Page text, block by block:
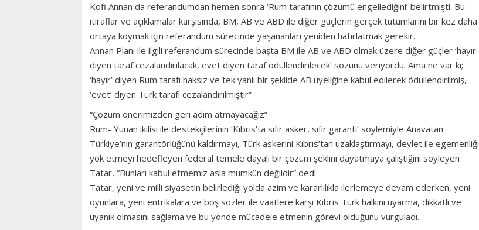
Kofi Annan da referandumdan hemen sonra ‘Rum tarafının çözümü engellediğini’ belirtmişti. Bu
itiraflar ve açıklamalar karşısında, BM, AB ve ABD ile diğer güçlerin gerçek tutumlarını bir kez daha
ortaya koymak için referandum sürecinde yaşananları yeniden hatırlatmak gerekir.
Annan Planı ile ilgili referandum sürecinde başta BM ile AB ve ABD olmak üzere diğer güçler ‘hayır
diyen taraf cezalandırılacak, evet diyen taraf ödüllendirilecek’ sözünü veriyordu. Ama ne var ki;
‘hayır’ diyen Rum tarafı haksız ve tek yanlı bir şekilde AB üyeliğine kabul edilerek ödüllendirilmiş,
‘evet’ diyen Türk tarafı cezalandırılmıştır”
“Çözüm önerimizden geri adım atmayacağız”
Rum- Yunan ikilisi ile destekçilerinin ‘Kıbrıs’ta sıfır asker, sıfır garanti’ söylemiyle Anavatan
Türkiye’nin garantörlüğünü kaldırmayı, Türk askerini Kıbrıs’tan uzaklaştırmayı, devlet ile egemenliği
yok etmeyi hedefleyen federal temele dayalı bir çözüm şeklini dayatmaya çalıştığını söyleyen
Tatar, “Bunları kabul etmemiz asla mümkün değildir” dedi.
Tatar, yeni ve milli siyasetin belirlediği yolda azim ve kararlılıkla ilerlemeye devam ederken, yeni
oyunlara, yeni entrikalara ve boş sözler ile vaatlere karşı Kıbrıs Türk halkını uyarma, dikkatli ve
uyanık olmasını sağlama ve bu yönde mücadele etmenin görevi olduğunu vurguladı.